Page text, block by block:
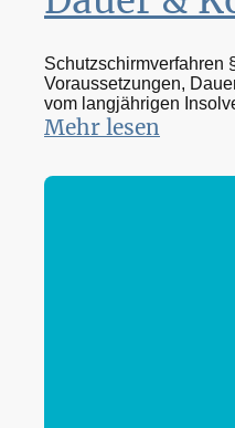
Schutzschirmverfahren
Voraussetzungen,
vom langjährigen
Mehr lesen